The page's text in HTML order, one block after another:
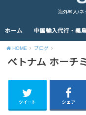
海外輸入/ネ
ホーム 中国輸入代行・義
HOME ブログ
ベトナム ホーチ
ツイート シェア